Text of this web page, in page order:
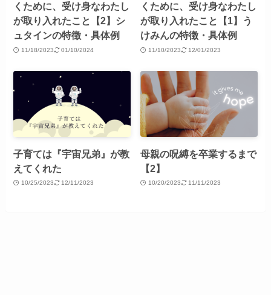
くために、受け身なわたし
が取り入れたこと【2】シ
ュタインの特徴・具体例
11/18/2023 01/10/2024
くために、受け身なわたし
が取り入れたこと【1】う
けみんの特徴・具体例
11/10/2023 12/01/2023
子育ては『宇宙兄弟』が教
えてくれた
10/25/2023 12/11/2023
母親の呪縛を卒業するまで
【2】
10/20/2023 11/11/2023